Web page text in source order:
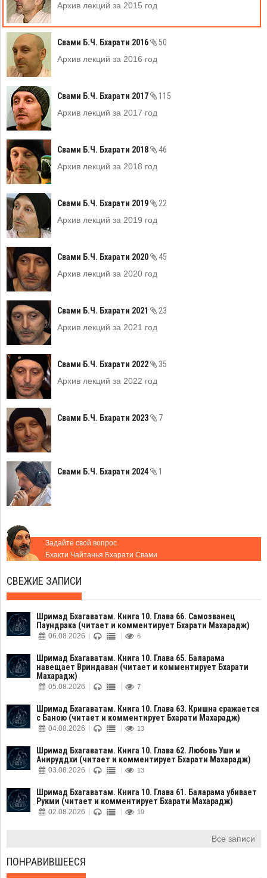
Архив лекций за 2015 год
Свами Б.Ч. Бхарати 2016
50
Архив лекций за 2016 год
Свами Б.Ч. Бхарати 2017
115
Архив лекций за 2017 год
Свами Б.Ч. Бхарати 2018
46
Архив лекций за 2018 год
Свами Б.Ч. Бхарати 2019
22
Архив лекций за 2019 год
Свами Б.Ч. Бхарати 2020
45
Архив лекций за 2020 год
Свами Б.Ч. Бхарати 2021
23
Архив лекций за 2021 год
Свами Б.Ч. Бхарати 2022
35
Архив лекций за 2022 год
Свами Б.Ч. Бхарати 2023 7
Свами Б.Ч. Бхарати 2024 1
Задайте свой вопрос
Бхакти Чайтанья Бхарати Свами
СВЕЖИЕ ЗАПИСИ
Шримад Бхагаватам. Книга 10. Глава 66. Самозванец
Паундрака (читает и комментирует Бхарати Махарадж)
06.08.2026 6
Шримад Бхагаватам. Книга 10. Глава 65. Баларама
навещает Вриндаван (читает и комментирует Бхарати
Махарадж)
05.08.2026 7
Шримад Бхагаватам. Книга 10. Глава 63. Кришна сражается
с Баною (читает и комментирует Бхарати Махарадж)
04.08.2026 13
Шримад Бхагаватам. Книга 10. Глава 62. Любовь Уши и
Анируддхи (читает и комментирует Бхарати Махарадж)
03.08.2026 13
Шримад Бхагаватам. Книга 10. Глава 61. Баларама убивает
Рукми (читает и комментирует Бхарати Махарадж)
02.08.2026 19
Все записи
ПОНРАВИВШЕЕСЯ